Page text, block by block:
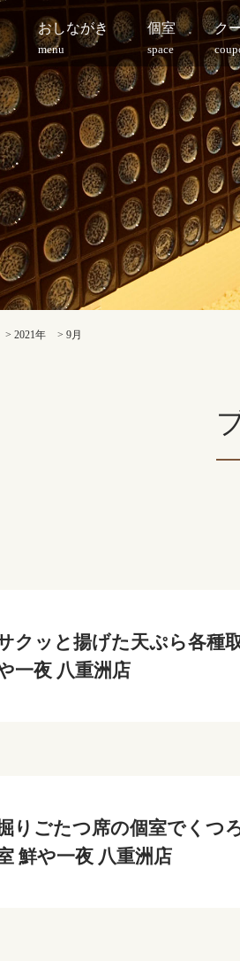
おしながき
menu
個室
space
ク
> 2021年 > 9月
クッと揚げた天ぷら各種
一夜 八重洲店
りごたつ席の個室でくつ
鮮や一夜 八重洲店